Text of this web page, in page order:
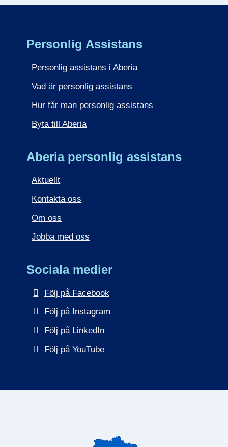
Personlig Assistans
Personlig assistans i Aberia
Vad är personlig assistans
Hur får man personlig assistans
Byta till Aberia
Aberia personlig assistans
Aktuellt
Kontakta oss
Om oss
Jobba med oss
Sociala medier
Följ på Facebook
Följ på Instagram
Följ på LinkedIn
Följ på YouTube